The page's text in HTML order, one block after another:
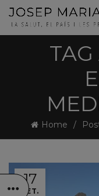
TAG
Home
17
SET.